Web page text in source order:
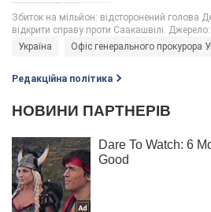
Україна Офіс генерального прокурора
Редакційна політика